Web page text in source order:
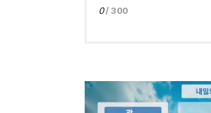
0/ 300